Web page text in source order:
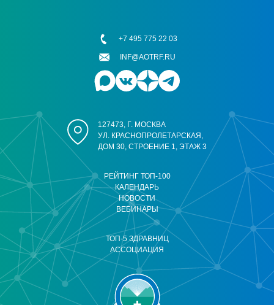
РЕЙТИНГ ТОП-100
КАЛЕНДАРЬ
НОВОСТИ
ВЕБИНАРЫ
ТОП-5 ЗДРАВНИЦ
АССОЦИАЦИЯ
127473, Г. МОСКВА
УЛ. КРАСНОПРОЛЕТАРСКАЯ,
ДОМ 30, СТРОЕНИЕ 1, ЭТАЖ 3
+7 495 775 22 03
INF@AOTRF.RU